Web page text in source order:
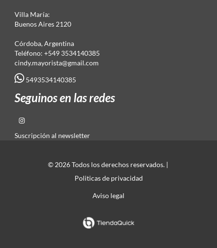
Villa María:
Buenos Aires 2120
Córdoba, Argentina
Teléfono: +549 3534140385
cindy.mayorista@gmail.com
5493534140385
Seguinos en las redes
Suscripción al newsletter
© 2026 Todos los derechos reservados. |
Politicas de privacidad
Aviso legal